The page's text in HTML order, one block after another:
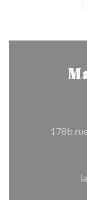
178b